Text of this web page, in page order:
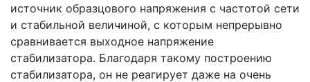
источник образцового напряжения с частотой сети
и стабильной величиной, с которым непрерывно
сравнивается выходное напряжение
стабилизатора. Благодаря такому построению
стабилизатора, он не реагирует даже на очень